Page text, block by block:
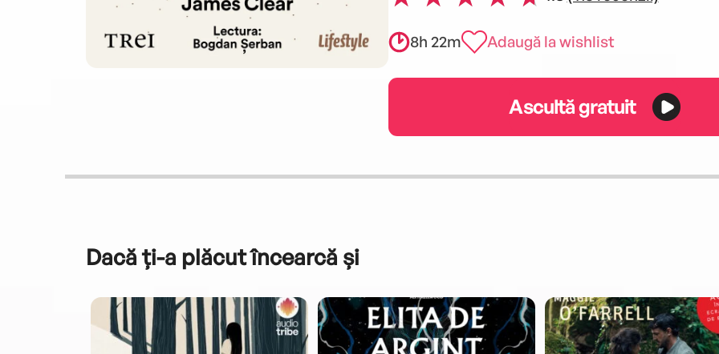
increase
decrease
8h 22m Adaugă la wishlist
Ascultă gratuit
Dacă ți-a plăcut încearcă și